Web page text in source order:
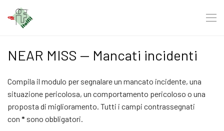
NEAR MISS — Mancati incidenti
Compila il modulo per segnalare un mancato incidente, una
situazione pericolosa, un comportamento pericoloso o una
proposta di miglioramento. Tutti i campi contrassegnati
con * sono obbligatori.